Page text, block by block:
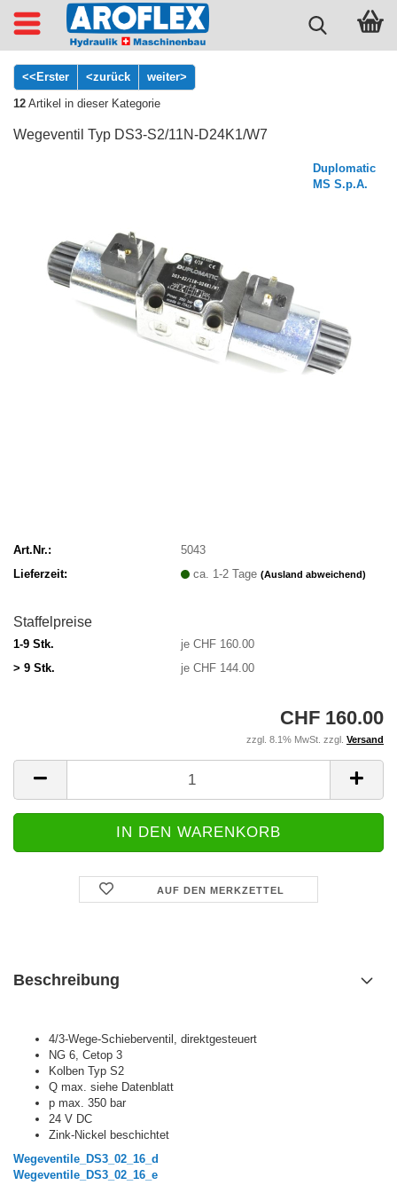
<<Erster <zurück
weiter>
12 Artikel in dieser Kategorie
Wegeventil Typ DS3-S2/11N-D24K1/W7
Duplomatic
MS S.p.A.
Art.Nr.:
5043
Lieferzeit:
ca. 1-2 Tage(Ausland abweichend)
Staffelpreise
1-9 Stk.
je CHF 160.00
> 9 Stk.
je CHF 144.00
CHF 160.00
zzgl. 8.1% MwSt. zzgl. Versand
AUF DEN MERKZETTEL
Beschreibung
4/3-Wege-Schieberventil, direktgesteuert
NG 6, Cetop 3
Kolben Typ S2
Q max. siehe Datenblatt
p max. 350 bar
24 V DC
Zink-Nickel beschichtet
Wegeventile_DS3_02_16_d
Wegeventile_DS3_02_16_e